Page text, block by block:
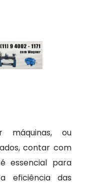
máquinas, ou
contar com
essencial para
eficiência das